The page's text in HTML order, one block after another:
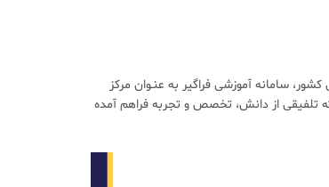
سامانه آموزشی فراگیر به عنـوان مرکز
تلفیقی از دانش، تخصص و تجربه فراهم آمده